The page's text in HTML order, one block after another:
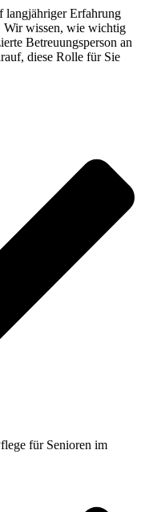
langjähriger Erfahrung
Wir wissen, wie wichtig
Betreuungsperson an
diese Rolle für Sie
für Senioren im